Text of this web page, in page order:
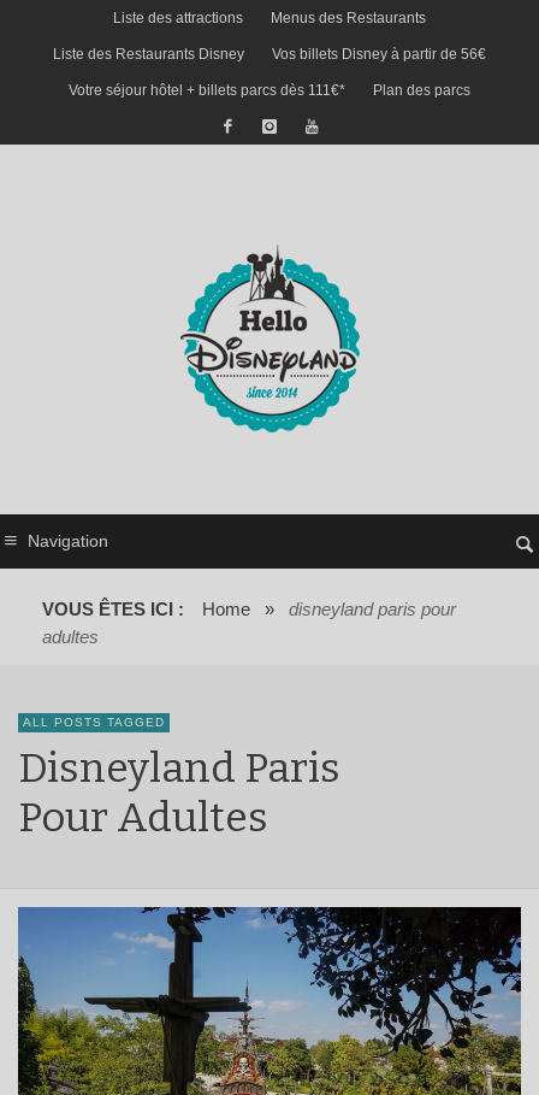
Liste des attractions Menus des Restaurants
Liste des Restaurants Disney Vos billets Disney à partir de 56€
Votre séjour hôtel + billets parcs dès 111€* Plan des parcs
Navigation
VOUS ÊTES ICI : Home »
disneyland paris pour
adultes
ALL POSTS TAGGED
Disneyland Paris
Pour Adultes